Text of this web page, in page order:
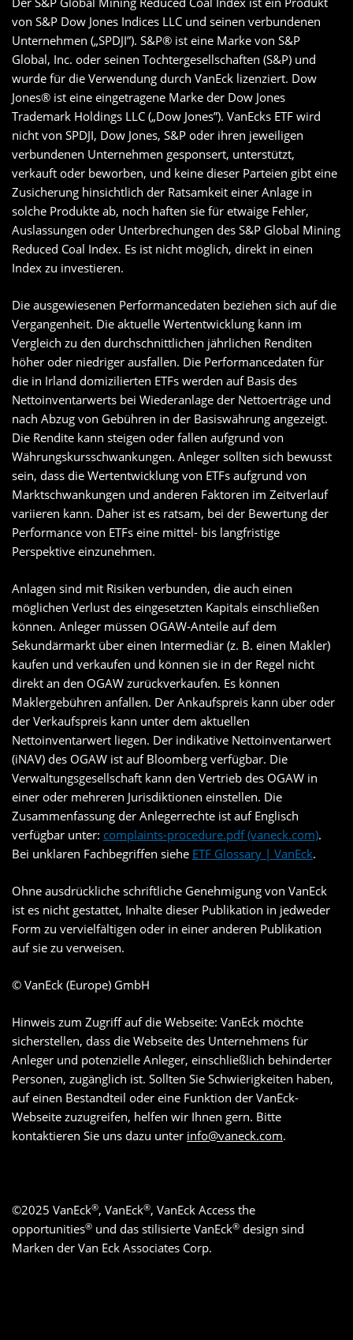
von S&P Dow Jones Indices LLC und seinen verbundenen
Unternehmen („SPDJI”). S&P® ist eine Marke von S&P
Global, Inc. oder seinen Tochtergesellschaften (S&P) und
wurde für die Verwendung durch VanEck lizenziert. Dow
Jones® ist eine eingetragene Marke der Dow Jones
Trademark Holdings LLC („Dow Jones”). VanEcks ETF wird
nicht von SPDJI, Dow Jones, S&P oder ihren jeweiligen
verbundenen Unternehmen gesponsert, unterstützt,
verkauft oder beworben, und keine dieser Parteien gibt eine
Zusicherung hinsichtlich der Ratsamkeit einer Anlage in
solche Produkte ab, noch haften sie für etwaige Fehler,
Auslassungen oder Unterbrechungen des S&P Global Mining
Reduced Coal Index. Es ist nicht möglich, direkt in einen
Index zu investieren.
Die ausgewiesenen Performancedaten beziehen sich auf die
Vergangenheit. Die aktuelle Wertentwicklung kann im
Vergleich zu den durchschnittlichen jährlichen Renditen
höher oder niedriger ausfallen. Die Performancedaten für
die in Irland domizilierten ETFs werden auf Basis des
Nettoinventarwerts bei Wiederanlage der Nettoerträge und
nach Abzug von Gebühren in der Basiswährung angezeigt.
Die Rendite kann steigen oder fallen aufgrund von
Währungskursschwankungen. Anleger sollten sich bewusst
sein, dass die Wertentwicklung von ETFs aufgrund von
Marktschwankungen und anderen Faktoren im Zeitverlauf
variieren kann. Daher ist es ratsam, bei der Bewertung der
Performance von ETFs eine mittel- bis langfristige
Perspektive einzunehmen.
Anlagen sind mit Risiken verbunden, die auch einen
möglichen Verlust des eingesetzten Kapitals einschließen
können. Anleger müssen OGAW-Anteile auf dem
Sekundärmarkt über einen Intermediär (z. B. einen Makler)
kaufen und verkaufen und können sie in der Regel nicht
direkt an den OGAW zurückverkaufen. Es können
Maklergebühren anfallen. Der Ankaufspreis kann über oder
der Verkaufspreis kann unter dem aktuellen
Nettoinventarwert liegen. Der indikative Nettoinventarwert
(iNAV) des OGAW ist auf Bloomberg verfügbar. Die
Verwaltungsgesellschaft kann den Vertrieb des OGAW in
einer oder mehreren Jurisdiktionen einstellen. Die
Zusammenfassung der Anlegerrechte ist auf Englisch
verfügbar unter: complaints-procedure.pdf (vaneck.com).
Bei unklaren Fachbegriffen siehe ETF Glossary | VanEck.
Ohne ausdrückliche schriftliche Genehmigung von VanEck
ist es nicht gestattet, Inhalte dieser Publikation in jedweder
Form zu vervielfältigen oder in einer anderen Publikation
auf sie zu verweisen.
© VanEck (Europe) GmbH
Hinweis zum Zugriff auf die Webseite: VanEck möchte
sicherstellen, dass die Webseite des Unternehmens für
Anleger und potenzielle Anleger, einschließlich behinderter
Personen, zugänglich ist. Sollten Sie Schwierigkeiten haben,
auf einen Bestandteil oder eine Funktion der VanEck-
Webseite zuzugreifen, helfen wir Ihnen gern. Bitte
kontaktieren Sie uns dazu unter info@vaneck.com.
©2025 VanEck®, VanEck®, VanEck Access the
opportunities® und das stilisierte VanEck® design sind
Marken der Van Eck Associates Corp.